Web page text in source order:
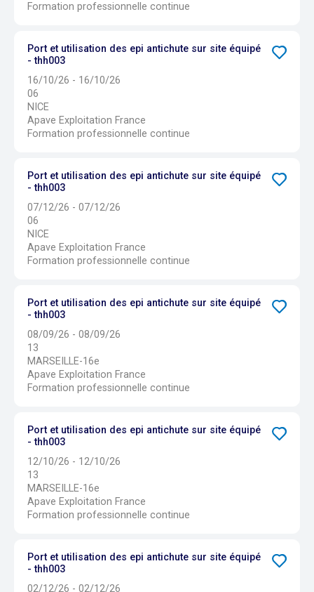
Formation professionnelle continue
Port et utilisation des epi antichute sur site équipé
- thh003
16/10/26 - 16/10/26
06
NICE
Apave Exploitation France
Formation professionnelle continue
Port et utilisation des epi antichute sur site équipé
- thh003
07/12/26 - 07/12/26
06
NICE
Apave Exploitation France
Formation professionnelle continue
Port et utilisation des epi antichute sur site équipé
- thh003
08/09/26 - 08/09/26
13
MARSEILLE-16e
Apave Exploitation France
Formation professionnelle continue
Port et utilisation des epi antichute sur site équipé
- thh003
12/10/26 - 12/10/26
13
MARSEILLE-16e
Apave Exploitation France
Formation professionnelle continue
Port et utilisation des epi antichute sur site équipé
- thh003
02/12/26 - 02/12/26